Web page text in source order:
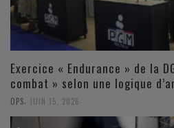
Exercice « Endurance » de la
combat » selon une logique
OPS JUIN 15, 2026